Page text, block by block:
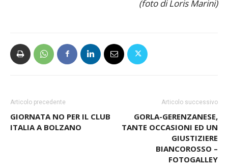
Articolo precedente Articolo successivo
GORLA-GERENZANESE,
TANTE OCCASIONI ED UN